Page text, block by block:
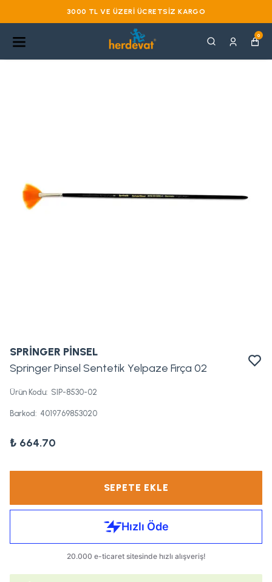
3000 TL VE ÜZERI ÜCRETSIZ KARGO
0
SPRİNGER PİNSEL
Springer Pinsel Sentetik Yelpaze Fırça 02
Ürün Kodu: SIP-8530-02
Barkod: 4019769853020
₺ 664.70
SEPETE EKLE